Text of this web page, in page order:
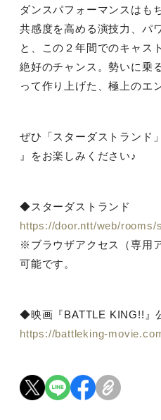
ダンスパフォーマンスはも
共感度を⾼める演技⼒、パ
と、この２年間でのキャス
絶好のチャンス。勢いに乗
って作り上げた、極上のエ
ぜひ「スターダストランド
』をお楽しみください♪
◆スターダストランド
https://door.ntt/web/rooms/
※ブラウザアクセス（専用
可能です。
◆映画『BATTLE KING!!』
https://battleking-